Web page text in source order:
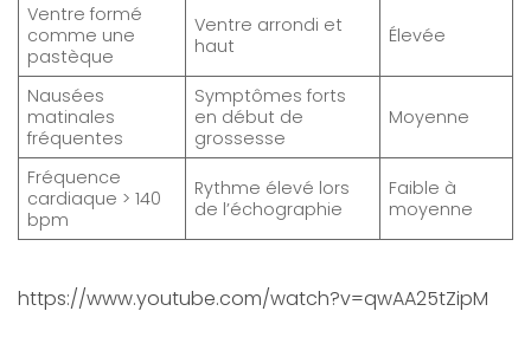
Ventre formé
comme une
pastèque
Ventre arrondi et
haut
Élevée
Nausées
matinales
fréquentes
Symptômes forts
en début de
grossesse
Moyenne
Fréquence
cardiaque > 140
bpm
Rythme élevé lors
de l’échographie
Faible à
moyenne
https://www.youtube.com/watch?v=qwAA25tZipM